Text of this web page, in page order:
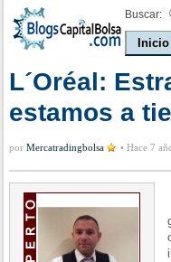
Buscar:
Inicio
L´Oréal:
estamos a
por Mercatradingbolsa • Hace 7